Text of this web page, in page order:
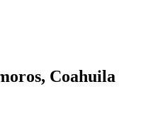
Coahuila